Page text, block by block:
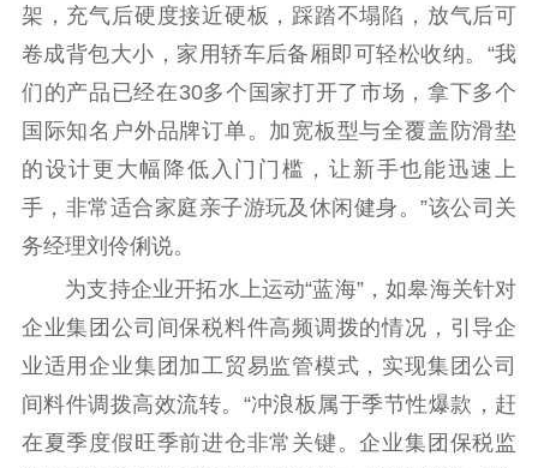
思想政治教育 爱国主义教育
全民国防教育
红色资源保护利
用
新闻出版
精品出版 全民阅读
出版监管
电影工作
电影创作 电影市场
机关党建
党建要闻 学习在线
架，充气后硬度接近硬板，踩踏不塌陷，放气后可
卷成背包大小，家用轿车后备厢即可轻松收纳。“我
们的产品已经在30多个国家打开了市场，拿下多个
国际知名户外品牌订单。加宽板型与全覆盖防滑垫
的设计更大幅降低入门门槛，让新手也能迅速上
手，非常适合家庭亲子游玩及休闲健身。”该公司关
务经理刘伶俐说。
为支持企业开拓水上运动“蓝海”，如皋海关针对
企业集团公司间保税料件高频调拨的情况，引导企
业适用企业集团加工贸易监管模式，实现集团公司
间料件调拨高效流转。“冲浪板属于季节性爆款，赶
在夏季度假旺季前进仓非常关键。企业集团保税监